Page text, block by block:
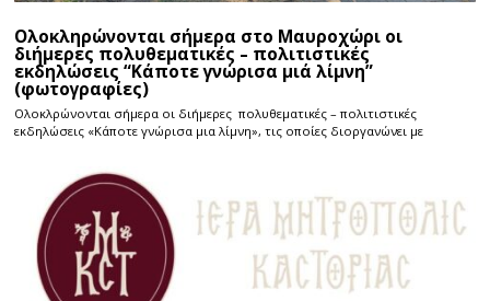
Ολοκληρώνονται σήμερα στο Μαυροχώρι οι
διήμερες πολυθεματικές – πολιτιστικές
εκδηλώσεις “Κάποτε γνώρισα μιά λίμνη”
(φωτογραφίες)
Ολοκλρώνονται σήμερα οι διήμερες πολυθεματικές – πολιτιστικές
εκδηλώσεις «Κάποτε γνώρισα μια λίμνη», τις οποίες διοργανώνει με